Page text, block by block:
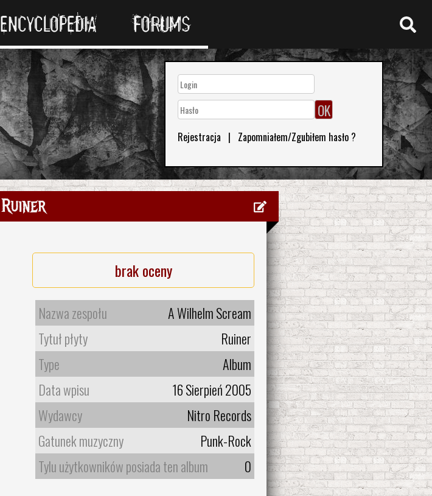
ENCYCLOPEDIA FORUMS
Rejestracja | Zapomniałem/Zgubiłem hasło ?
Ruiner
brak oceny
Nazwa zespołu
A Wilhelm Scream
Tytuł płyty
Ruiner
Type
Album
Data wpisu
16 Sierpień 2005
Wydawcy
Nitro Records
Gatunek muzyczny
Punk-Rock
Tylu użytkowników posiada ten album
0